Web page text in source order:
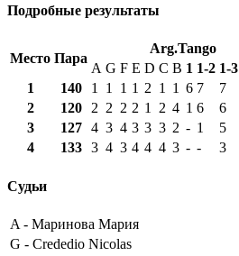
Подробные результаты
Место Пара
Arg.Tango
A G F E D C B 1 1-2 1-3
1
140 1 1 1 1 2 1 1 6 7 7
2
120 2 2 2 2 1 2 4 1 6 6
3
127 4 3 4 3 3 3 2 - 1 5
4
133 3 4 3 4 4 4 3 - - 3
Судьи
A - Маринова Мария
G - Crededio Nicolas